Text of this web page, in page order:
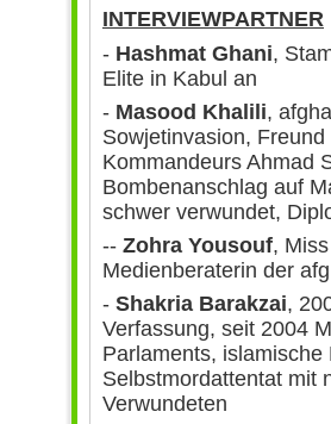
INTERVIEWPARTNER
- Hashmat Ghani,
Elite in Kabul an
- Masood Khalili,
Sowjetinvasion,
Kommandeurs Ahmad
Bombenanschlag auf
schwer verwundet,
-- Zohra Yousouf,
Medienberaterin der
- Shakria Barakzai,
Verfassung, seit 2004
Parlaments,
Selbstmordattentat mit
Verwundeten